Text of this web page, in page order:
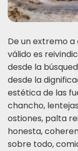
De un extremo
válido es
desde la
desde la
estética de las
chancho,
ostiones, palta
honesta,
sobre todo,